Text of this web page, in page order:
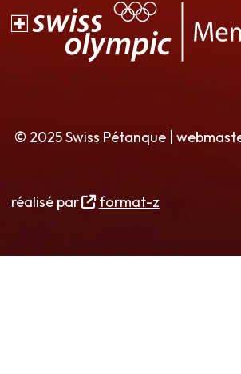
© 2025 Swiss Pétanque |
réalisé par format-z